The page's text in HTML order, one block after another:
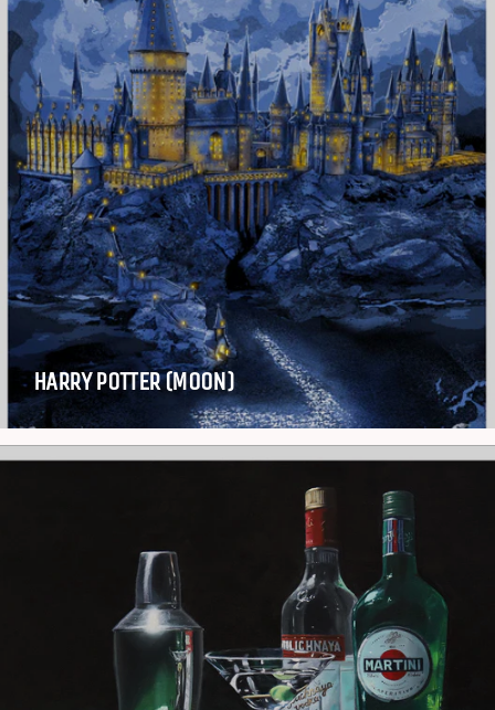
HARRY POTTER (MOON)